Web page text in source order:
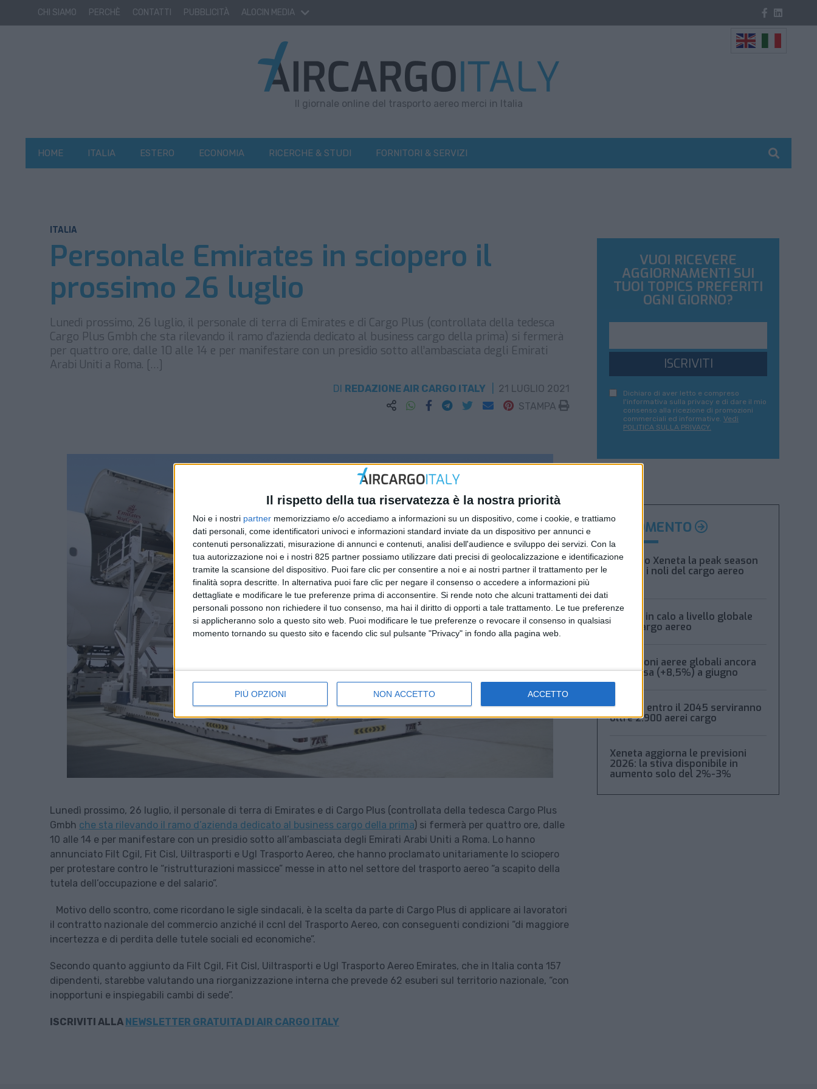
Il rispetto della tua riservatezza è la nostra priorità
Noi e i nostri partner memorizziamo e/o accediamo a informazioni su un dispositivo, come i cookie, e trattiamo
dati personali, come identificatori univoci e informazioni standard inviate da un dispositivo per annunci e
contenuti personalizzati, misurazione di annunci e contenuti, analisi dell'audience e sviluppo dei servizi. Con la
tua autorizzazione noi e i nostri 825 partner possiamo utilizzare dati precisi di geolocalizzazione e identificazione
tramite la scansione del dispositivo. Puoi fare clic per consentire a noi e ai nostri partner il trattamento per le
finalità sopra descritte. In alternativa puoi fare clic per negare il consenso o accedere a informazioni più
dettagliate e modificare le tue preferenze prima di acconsentire. Si rende noto che alcuni trattamenti dei dati
personali possono non richiedere il tuo consenso, ma hai il diritto di opporti a tale trattamento. Le tue preferenze
si applicheranno solo a questo sito web. Puoi modificare le tue preferenze o revocare il consenso in qualsiasi
momento tornando su questo sito e facendo clic sul pulsante "Privacy" in fondo alla pagina web.
PIÙ OPZIONI NON ACCETTO ACCETTO
CHI SIAMO PERCHÈ CONTATTI PUBBLICITÀ ALOCIN MEDIA
Il giornale online del trasporto aereo merci in Italia
HOME ITALIA ESTERO ECONOMIA RICERCHE & STUDI FORNITORI & SERVIZI
ITALIA
Personale Emirates in sciopero il
prossimo 26 luglio
Lunedì prossimo, 26 luglio, il personale di terra di Emirates e di Cargo Plus (controllata della tedesca
Cargo Plus Gmbh che sta rilevando il ramo d’azienda dedicato al business cargo della prima) si fermerà
per quattro ore, dalle 10 alle 14 e per manifestare con un presidio sotto all’ambasciata degli Emirati
Arabi Uniti a Roma. […]
DI REDAZIONE AIR CARGO ITALY
21 LUGLIO 2021
STAMPA
Lunedì prossimo, 26 luglio, il personale di terra di Emirates e di Cargo Plus (controllata della tedesca Cargo Plus
Gmbh che sta rilevando il ramo d’azienda dedicato al business cargo della prima) si fermerà per quattro ore, dalle
10 alle 14 e per manifestare con un presidio sotto all’ambasciata degli Emirati Arabi Uniti a Roma. Lo hanno
annunciato Filt Cgil, Fit Cisl, Uiltrasporti e Ugl Trasporto Aereo, che hanno proclamato unitariamente lo sciopero
per protestare contro le “ristrutturazioni massicce” messe in atto nel settore del trasporto aereo “a scapito della
tutela dell’occupazione e del salario”.
Motivo dello scontro, come ricordano le sigle sindacali, è la scelta da parte di Cargo Plus di applicare ai lavoratori
il contratto nazionale del commercio anziché il ccnl del Trasporto Aereo, con conseguenti condizioni “di maggiore
incertezza e di perdita delle tutele sociali ed economiche”.
Secondo quanto aggiunto da Filt Cgil, Fit Cisl, Uiltrasporti e Ugl Trasporto Aereo Emirates, che in Italia conta 157
dipendenti, starebbe valutando una riorganizzazione interna che prevede 62 esuberi sul territorio nazionale, “con
inopportuni e inspiegabili cambi di sede”.
ISCRIVITI ALLA NEWSLETTER GRATUITA DI AIR CARGO ITALY
VUOI RICEVERE
AGGIORNAMENTI SUI
TUOI TOPICS PREFERITI
OGNI GIORNO?
ISCRIVITI
Dichiaro di aver letto e compreso
l'informativa sulla privacy e di dare il mio
consenso alla ricezione di promozioni
commerciali ed informative. Vedi
POLITICA SULLA PRIVACY.
ARGOMENTO
Secondo Xeneta la peak season
frena e i noli del cargo aereo
Volumi in calo a livello globale
per il cargo aereo
Spedizioni aeree globali ancora
in ripresa (+8,5%) a giugno
Boeing: entro il 2045 serviranno
oltre 2.900 aerei cargo
Xeneta aggiorna le previsioni
2026: la stiva disponibile in
aumento solo del 2%-3%